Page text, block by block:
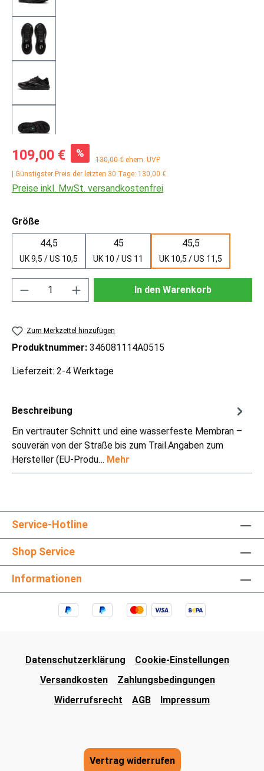
Verkaufspreis:
109,00 € % Regulärer Preis:
130,00 € ehem. UVP
| Günstigster Preis der letzten 30 Tage: 130,00 €
Preise inkl. MwSt. versandkostenfrei
Größeauswählen
44,5
UK 9,5 / US 10,5
45
UK 10 / US 11
45,5
UK 10,5 / US 11,5
Produkt Anzahl: Gib den gewünschten
In den Warenkorb
Zum Merkzettel hinzufügen
Produktnummer: 346081114A0515
Lieferzeit: 2-4 Werktage
Beschreibung
Ein vertrauter Schnitt und eine wasserfeste Membran –
souverän von der Straße bis zum Trail.Angaben zum
Hersteller (EU-Produ… Mehr
Service-Hotline
Shop Service
Informationen
Datenschutzerklärung
Cookie-Einstellungen
Versandkosten
Zahlungsbedingungen
Widerrufsrecht
AGB Impressum
Vertrag widerrufen